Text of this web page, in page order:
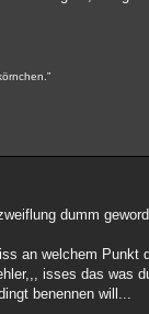
dumm
an welchem Punkt
isses das was
benennen will...